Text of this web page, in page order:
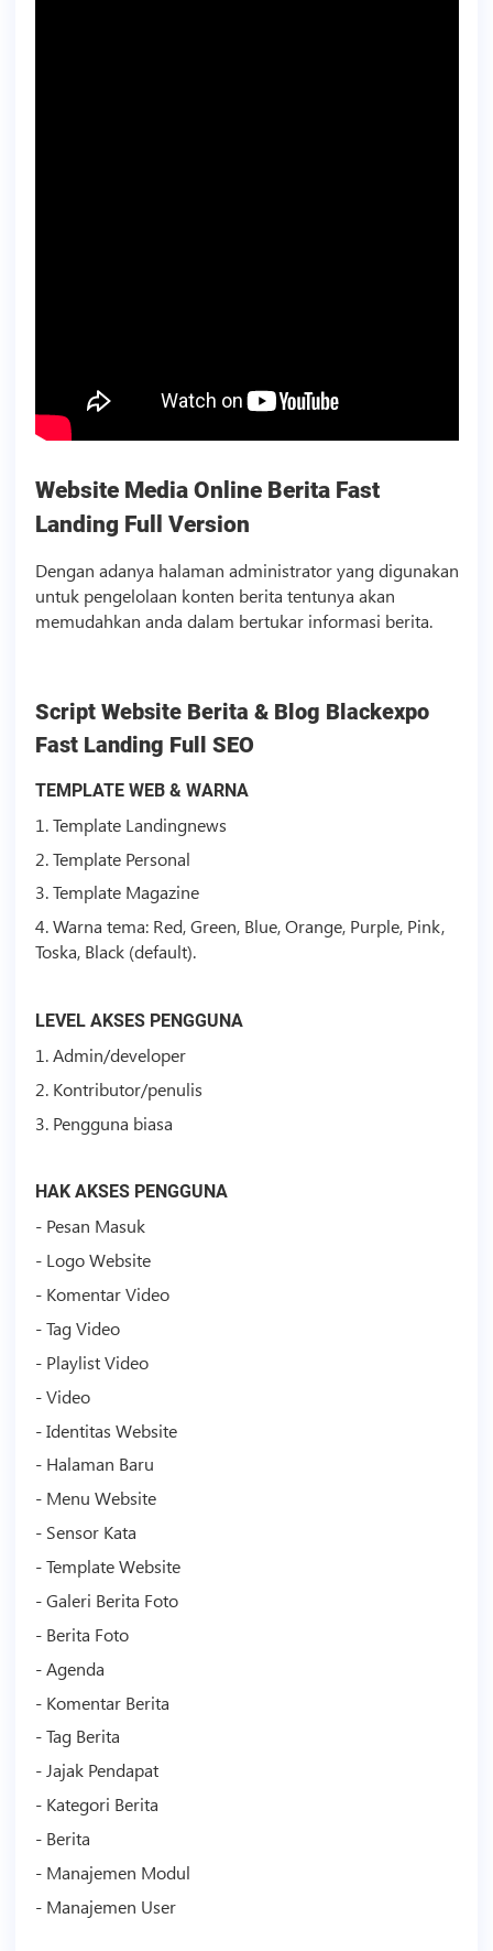
Website Media Online Berita Fast
Landing Full Version
Dengan adanya halaman administrator yang digunakan
untuk pengelolaan konten berita tentunya akan
memudahkan anda dalam bertukar informasi berita.
ScriptWebsite Berita & Blog Blackexpo
Fast Landing Full SEO
TEMPLATEWEB & WARNA
1.TemplateLandingnews
2.TemplatePersonal
3.TemplateMagazine
4. Warna tema: Red, Green, Blue, Orange, Purple, Pink,
Toska, Black (default).
LEVEL AKSES PENGGUNA
1. Admin/developer
2. Kontributor/penulis
3. Pengguna biasa
HAK AKSES PENGGUNA
- Pesan Masuk
- Logo Website
- KomentarVideo
- TagVideo
- PlaylistVideo
-Video
- Identitas Website
- Halaman Baru
- Menu Website
- Sensor Kata
-TemplateWebsite
- Galeri Berita Foto
- Berita Foto
- Agenda
- Komentar Berita
- Tag Berita
- Jajak Pendapat
- Kategori Berita
- Berita
- Manajemen Modul
- Manajemen User